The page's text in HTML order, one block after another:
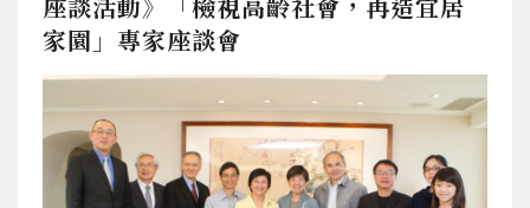
家園」專家座談會